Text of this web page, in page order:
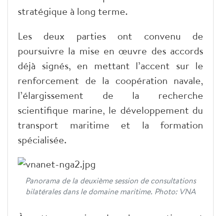
stratégique à long terme.
Les deux parties ont convenu de
poursuivre la mise en œuvre des accords
déjà signés, en mettant l’accent sur le
renforcement de la coopération navale,
l’élargissement de la recherche
scientifique marine, le développement du
transport maritime et la formation
spécialisée.
Panorama de la deuxième session de consultations
bilatérales dans le domaine maritime. Photo: VNA